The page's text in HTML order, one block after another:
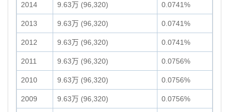
2014 9.63万 (96,320) 0.0741%
2013 9.63万 (96,320) 0.0741%
2012 9.63万 (96,320) 0.0741%
2011 9.63万 (96,320) 0.0756%
2010 9.63万 (96,320) 0.0756%
2009 9.63万 (96,320) 0.0756%